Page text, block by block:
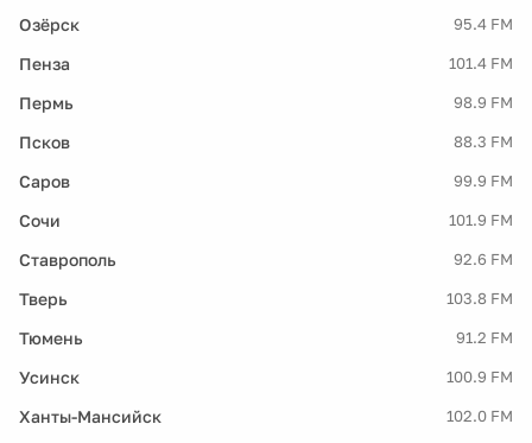
Озёрск 95.4 FM
Пенза 101.4 FM
Пермь 98.9 FM
Псков 88.3 FM
Саров 99.9 FM
Сочи 101.9 FM
Ставрополь 92.6 FM
Тверь 103.8 FM
Тюмень 91.2 FM
Усинск 100.9 FM
Ханты-Мансийск 102.0 FM